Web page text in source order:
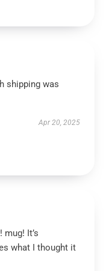
shipping was
Apr 20, 2025
It’s
what I thought it